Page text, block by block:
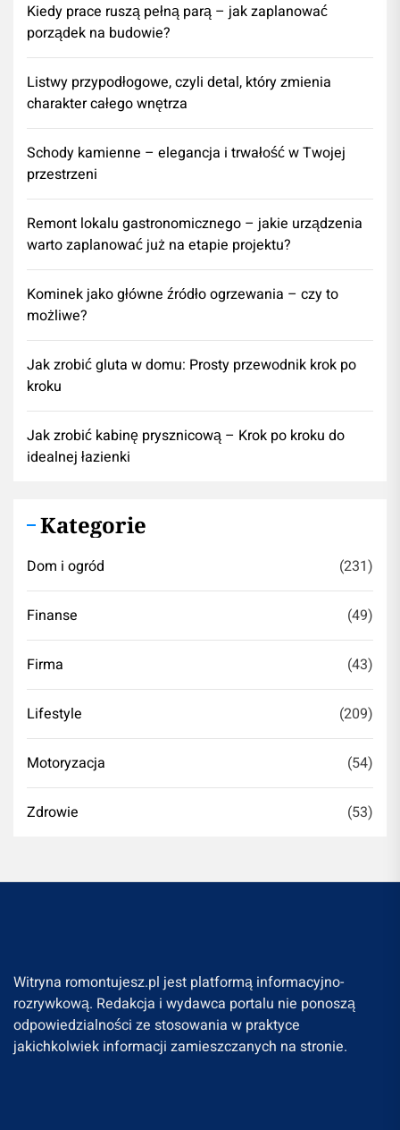
Kiedy prace ruszą pełną parą – jak zaplanować
porządek na budowie?
Listwy przypodłogowe, czyli detal, który zmienia
charakter całego wnętrza
Schody kamienne – elegancja i trwałość w Twojej
przestrzeni
​Remont lokalu gastronomicznego – jakie urządzenia
warto zaplanować już na etapie projektu?
Kominek jako główne źródło ogrzewania – czy to
możliwe?
Jak zrobić gluta w domu: Prosty przewodnik krok po
kroku
Jak zrobić kabinę prysznicową – Krok po kroku do
idealnej łazienki
Kategorie
Dom i ogród (231)
Finanse (49)
Firma (43)
Lifestyle (209)
Motoryzacja (54)
Zdrowie (53)
Witryna romontujesz.pl jest platformą informacyjno-
rozrywkową. Redakcja i wydawca portalu nie ponoszą
odpowiedzialności ze stosowania w praktyce
jakichkolwiek informacji zamieszczanych na stronie.